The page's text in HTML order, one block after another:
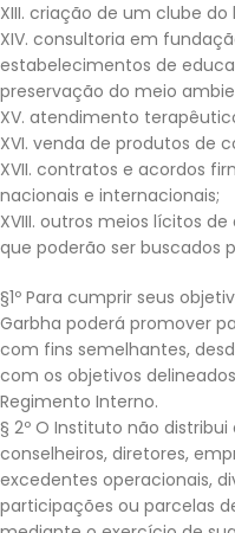
XIII. criação de um clube do
XIV. consultoria em
estabelecimentos de
preservação do meio
XV. atendimento
XVI. venda de produtos de
XVII. contratos e acordos
nacionais e internacionais;
XVIII. outros meios lícitos
que poderão ser buscados
§1º Para cumprir seus
Garbha poderá promover
com fins semelhantes,
com os objetivos
Regimento Interno.
§ 2º O Instituto não
conselheiros, diretores,
excedentes operacionais,
participações ou parcelas